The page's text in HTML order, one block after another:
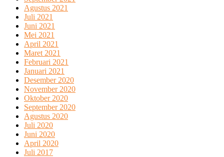
Agustus 2021
Juli 2021
Juni 2021
Mei 2021
April 2021
Maret 2021
Februari 2021
Januari 2021
Desember 2020
November 2020
Oktober 2020
September 2020
Agustus 2020
Juli 2020
Juni 2020
April 2020
Juli 2017